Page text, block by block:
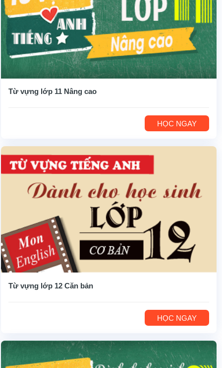
Từ vựng lớp 11 Nâng cao
HỌC NGAY
Từ vựng lớp 12 Căn bản
HỌC NGAY